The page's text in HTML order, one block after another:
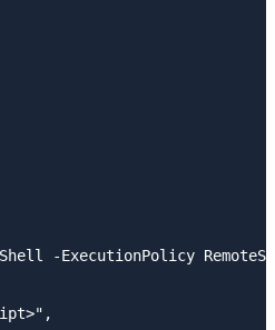
-ExecutionPolicy